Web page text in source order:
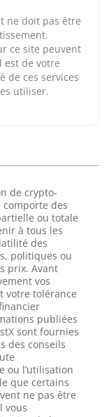
ne doit pas être
ce site peuvent
est de votre
de ces services
utiliser.
de crypto-
des
ou totale
à tous les
des
politiques ou
prix. Avant
vos
votre tolérance
publiées
sont fournies
des conseils
ou l’utilisation
que certains
ne pas être
vous